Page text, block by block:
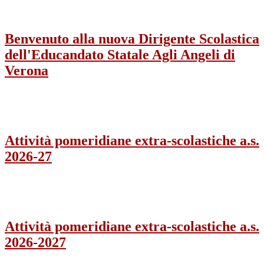
Benvenuto alla nuova Dirigente Scolastica
dell'Educandato Statale Agli Angeli di
Verona
Attività pomeridiane extra-scolastiche a.s.
2026-27
Attività pomeridiane extra-scolastiche a.s.
2026-2027